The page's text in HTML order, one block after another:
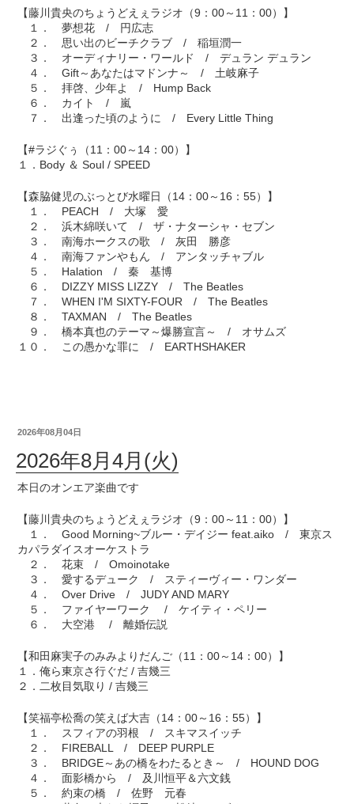
【藤川貴央のちょうどえぇラジオ（9：00～11：00）】
１． 夢想花 / 円広志
２． 思い出のビーチクラブ / 稲垣潤一
３． オーディナリー・ワールド / デュラン デュラン
４． Gift～あなたはマドンナ～ / 土岐麻子
５． 拝啓、少年よ / Hump Back
６． カイト / 嵐
７． 出逢った頃のように / Every Little Thing
【#ラジぐぅ（11：00～14：00）】
１．Body ＆ Soul / SPEED
【森脇健児のぶっとび水曜日（14：00～16：55）】
１． PEACH / 大塚 愛
２． 浜木綿咲いて / ザ・ナターシャ・セブン
３． 南海ホークスの歌 / 灰田 勝彦
４． 南海ファンやもん / アンタッチャブル
５． Halation / 秦 基博
６． DIZZY MISS LIZZY / The Beatles
７． WHEN I'M SIXTY-FOUR / The Beatles
８． TAXMAN / The Beatles
９． 橋本真也のテーマ～爆勝宣言～ / オサムズ
１０． この愚かな罪に / EARTHSHAKER
2026年08月04日
2026年8月4月(火)
本日のオンエア楽曲です
【藤川貴央のちょうどえぇラジオ（9：00～11：00）】
１． Good Morning~ブルー・デイジー feat.aiko / 東京ス
カパラダイスオーケストラ
２． 花束 / Omoinotake
３． 愛するデューク / スティーヴィー・ワンダー
４． Over Drive / JUDY AND MARY
５． ファイヤーワーク / ケイティ・ペリー
６． 大空港 / 離婚伝説
【和田麻実子のみみよりだんご（11：00～14：00）】
１．俺ら東京さ行ぐだ / 吉幾三
２．二枚目気取り / 吉幾三
【笑福亭松喬の笑えば大吉（14：00～16：55）】
１． スフィアの羽根 / スキマスイッチ
２． FIREBALL / DEEP PURPLE
３． BRIDGE～あの橋をわたるとき～ / HOUND DOG
４． 面影橋から / 及川恒平＆六文銭
５． 約束の橋 / 佐野 元春